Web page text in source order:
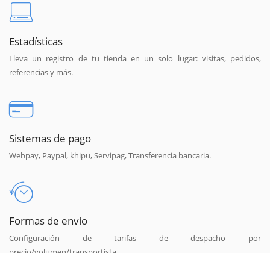
Estadísticas
Lleva un registro de tu tienda en un solo lugar: visitas, pedidos,
referencias y más.
Sistemas de pago
Webpay, Paypal, khipu, Servipag, Transferencia bancaria.
Formas de envío
Configuración de tarifas de despacho por